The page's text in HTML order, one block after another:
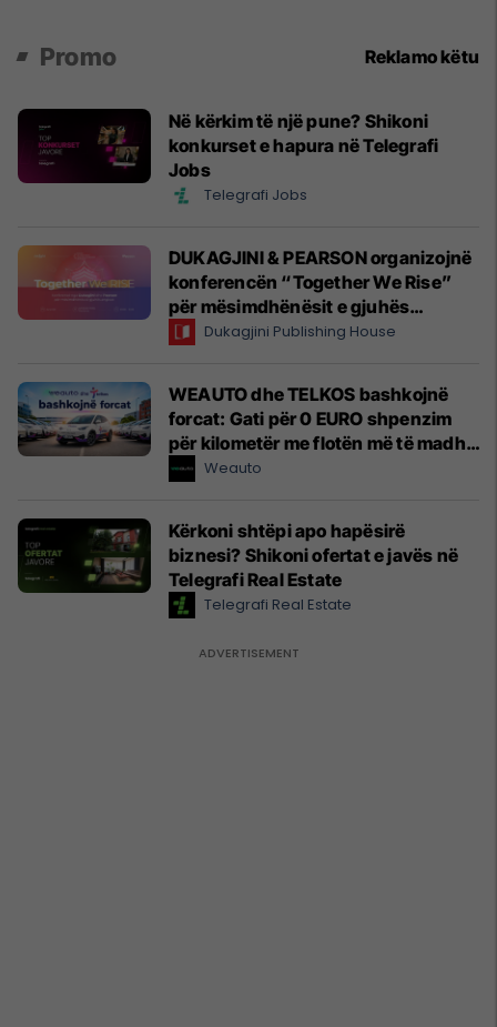
Promo Reklamo këtu
Në kërkim të një pune? Shikoni
konkurset e hapura në Telegrafi
Jobs
Telegrafi Jobs
DUKAGJINI & PEARSON organizojnë
konferencën “Together We Rise”
për mësimdhënësit e gjuhës
anglezeDukagjini Publishing House
WEAUTO dhe TELKOS bashkojnë
forcat: Gati për 0 EURO shpenzim
për kilometër me flotën më të madhe
elektrike të një kompanie kosovare
Weauto
Kërkoni shtëpi apo hapësirë
biznesi? Shikoni ofertat e javës në
Telegrafi Real Estate
Telegrafi Real Estate